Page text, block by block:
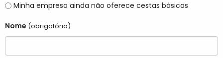
Minha empresa ainda não oferece cestas básicas
Nome (obrigatório)